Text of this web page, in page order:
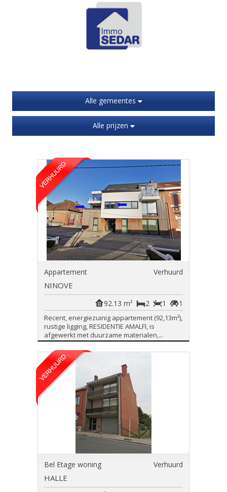
Alle gemeentes
Alle prijzen
Appartement Verhuurd
NINOVE
1
1
2
92.13 m²
Recent, energiezuinig appartement (92,13m²),
rustige ligging, RESIDENTIE AMALFI, is
afgewerkt met duurzame materialen,...
Bel Etage woning Verhuurd
HALLE